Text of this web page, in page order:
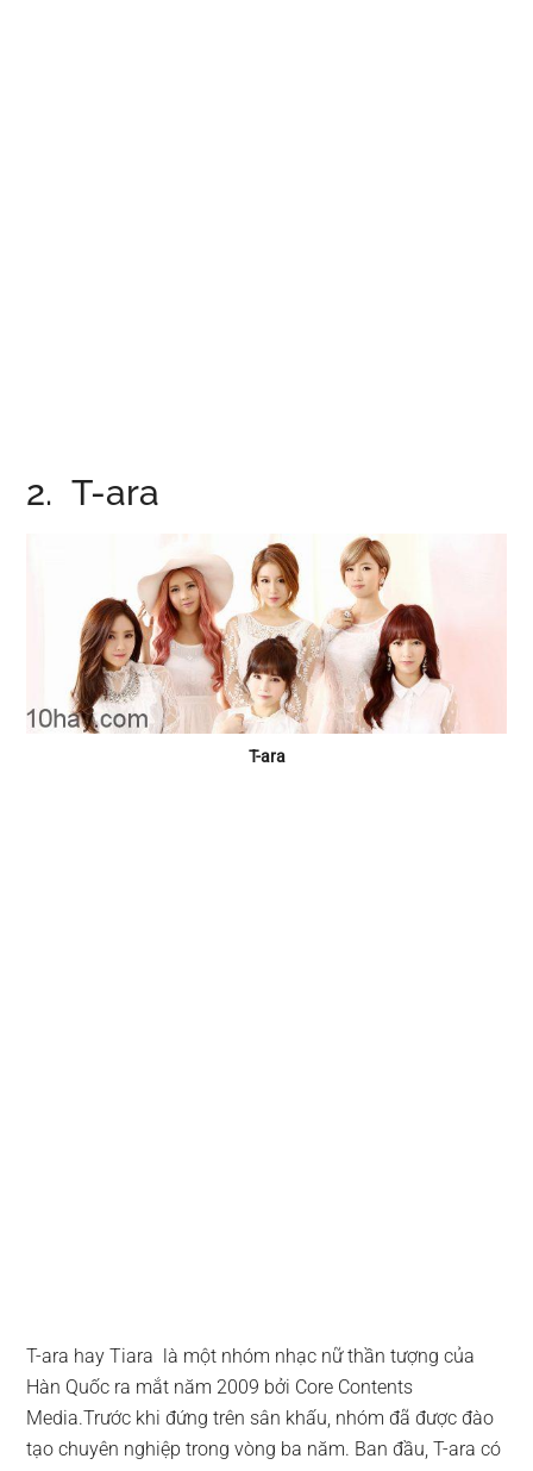
2. T-ara
T-ara
T-ara hay Tiara là một nhóm nhạc nữ thần tượng của
Hàn Quốc ra mắt năm 2009 bởi Core Contents
Media.Trước khi đứng trên sân khấu, nhóm đã được đào
tạo chuyên nghiệp trong vòng ba năm. Ban đầu, T-ara có